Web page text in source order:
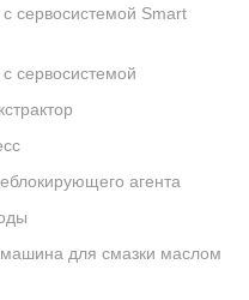
сервосистемой Smart
сервосистемой
агента
для смазки маслом